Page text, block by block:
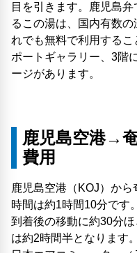
目を引きます。鹿児島
るこの湯は、国内有数
れでも無料で利用する
ポートギャラリー、3階
ージがあります。
鹿児島空港→
費用
鹿児島空港（KOJ）か
時間は約1時間10分です
到着後の移動に約30分
は約2時間半となります